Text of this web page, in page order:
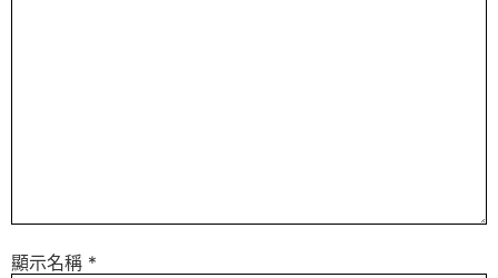
顯示名稱 *